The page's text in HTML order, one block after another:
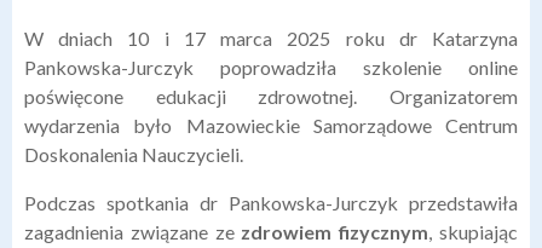
W dniach 10 i 17 marca 2025 roku dr Katarzyna
Pankowska-Jurczyk poprowadziła szkolenie online
poświęcone edukacji zdrowotnej. Organizatorem
wydarzenia było Mazowieckie Samorządowe Centrum
Doskonalenia Nauczycieli.
Podczas spotkania dr Pankowska-Jurczyk przedstawiła
zagadnienia związane ze zdrowiem fizycznym, skupiając